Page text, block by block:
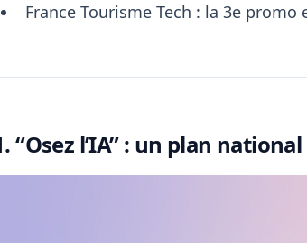
France Tourisme Tech : la 3e promo
“Osez l’IA” : un plan